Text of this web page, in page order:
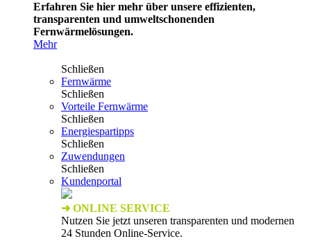
Erfahren Sie hier mehr über unsere effizienten,
transparenten und umweltschonenden
Fernwärmelösungen.
Mehr
Schließen
Fernwärme
Schließen
Vorteile Fernwärme
Schließen
Energiespartipps
Schließen
Zuwendungen
Schließen
Kundenportal
➜ ONLINE SERVICE
Nutzen Sie jetzt unseren transparenten und modernen
24 Stunden Online-Service.